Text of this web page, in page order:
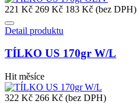
221 Kč 269 Kč 183 Kč (bez DPH)
Detail produktu
TÍLKO US 170gr W/L
Hit měsíce
322 Kč 266 Kč (bez DPH)